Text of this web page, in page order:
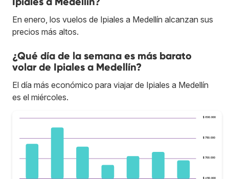
En enero, los vuelos de Ipiales a Medellín alcanzan sus
precios más altos.
¿Qué día de la semana es más barato
volar de Ipiales a Medellín?
El día más económico para viajar de Ipiales a Medellín
es el miércoles.
$ 650.000
$ 700.000
$ 750.000
$ 800.000